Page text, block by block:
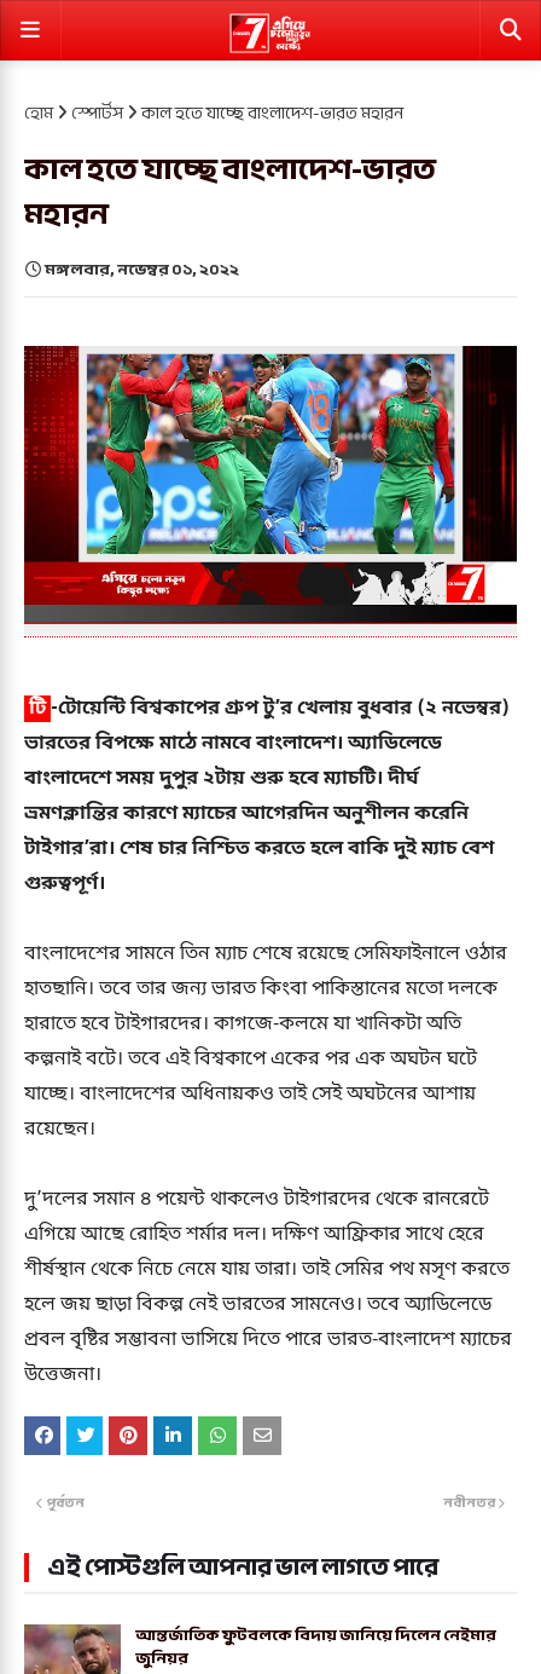
হোম স্পোর্টস কাল হতে যাচ্ছে বাংলাদেশ-ভারত মহারন
কাল হতে যাচ্ছে বাংলাদেশ-ভারত
মহারন
মঙ্গলবার, নভেম্বর ০১, ২০২২
টি-টোয়েন্টি বিশ্বকাপের গ্রুপ টু’র খেলায় বুধবার (২ নভেম্বর)
ভারতের বিপক্ষে মাঠে নামবে বাংলাদেশ। অ্যাডিলেডে
বাংলাদেশে সময় দুপুর ২টায় শুরু হবে ম্যাচটি। দীর্ঘ
ভ্রমণক্লান্তির কারণে ম্যাচের আগেরদিন অনুশীলন করেনি
টাইগার’রা। শেষ চার নিশ্চিত করতে হলে বাকি দুই ম্যাচ বেশ
গুরুত্বপূর্ণ।
বাংলাদেশের সামনে তিন ম্যাচ শেষে রয়েছে সেমিফাইনালে ওঠার
হাতছানি। তবে তার জন্য ভারত কিংবা পাকিস্তানের মতো দলকে
হারাতে হবে টাইগারদের। কাগজে-কলমে যা খানিকটা অতি
কল্পনাই বটে। তবে এই বিশ্বকাপে একের পর এক অঘটন ঘটে
যাচ্ছে। বাংলাদেশের অধিনায়কও তাই সেই অঘটনের আশায়
রয়েছেন।
দু’দলের সমান ৪ পয়েন্ট থাকলেও টাইগারদের থেকে রানরেটে
এগিয়ে আছে রোহিত শর্মার দল। দক্ষিণ আফ্রিকার সাথে হেরে
শীর্ষস্থান থেকে নিচে নেমে যায় তারা। তাই সেমির পথ মসৃণ করতে
হলে জয় ছাড়া বিকল্প নেই ভারতের সামনেও। তবে অ্যাডিলেডে
প্রবল বৃষ্টির সম্ভাবনা ভাসিয়ে দিতে পারে ভারত-বাংলাদেশ ম্যাচের
উত্তেজনা।
নবীনতর
পূর্বতন
এই পোস্টগুলি আপনার ভাল লাগতে পারে
আন্তর্জাতিক ফুটবলকে বিদায় জানিয়ে দিলেন নেইমার
জুনিয়র